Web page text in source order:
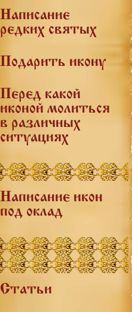
Написание
редких святых
Подарить икону
Перед какой
иконой молиться
в различных
ситуациях
Написание икон
под оклад
Статьи